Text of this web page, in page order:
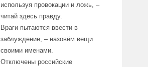
используя провокации и ложь, –
читай здесь правду.
Враги пытаются ввести в
заблуждение, – назовём вещи
своими именами.
Отключены российские